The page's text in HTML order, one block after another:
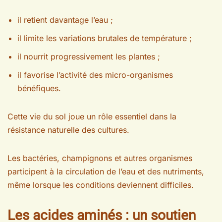
il retient davantage l’eau ;
il limite les variations brutales de température ;
il nourrit progressivement les plantes ;
il favorise l’activité des micro-organismes
bénéfiques.
Cette vie du sol joue un rôle essentiel dans la
résistance naturelle des cultures.
Les bactéries, champignons et autres organismes
participent à la circulation de l’eau et des nutriments,
même lorsque les conditions deviennent difficiles.
Les acides aminés : un soutien